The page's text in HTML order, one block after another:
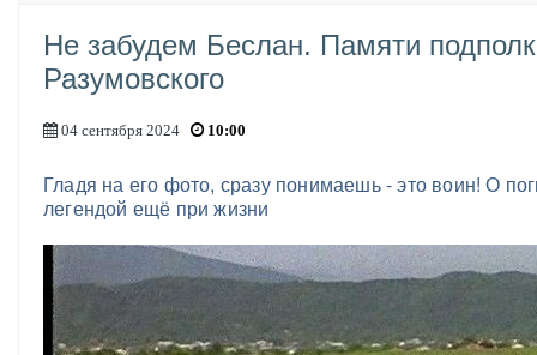
Не забудем Беслан. Памяти
Разумовского
04 сентября 2024 10:00
Гладя на его фото, сразу понимаешь - это воин! О
легендой ещё при жизни